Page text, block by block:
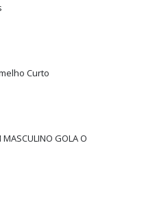
Curto
MASCULINO GOLA O